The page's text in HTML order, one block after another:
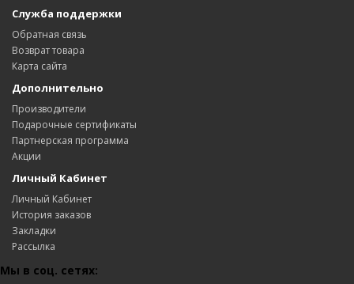
Служба поддержки
Обратная связь
Возврат товара
Карта сайта
Дополнительно
Производители
Подарочные сертификаты
Партнерская программа
Акции
Личный Кабинет
Личный Кабинет
История заказов
Закладки
Рассылка
Мы в соц. сетях: